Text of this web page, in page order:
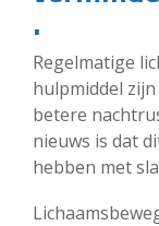
.
Regelmatige
hulpmiddel
betere
nieuws is dat
hebben met